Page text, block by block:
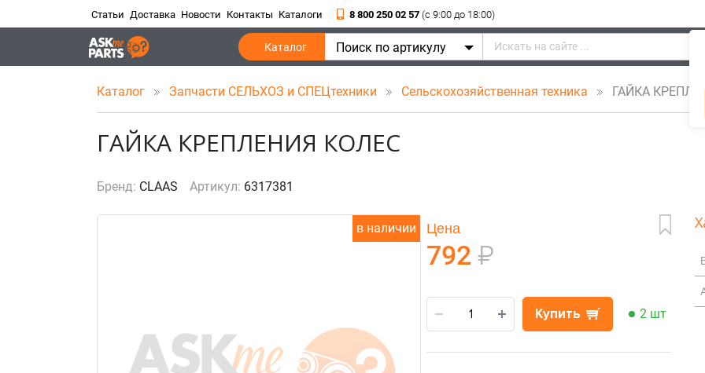
Статьи Доставка Новости Контакты Каталоги 8 800 250 02 57 (c 9:00 до 18:00)
Каталог Поиск по артикулу
Каталог Запчасти СЕЛЬХОЗ и СПЕЦтехники Сельскохозяйственная техника ГАЙКА
ГАЙКА КРЕПЛЕНИЯ КОЛЕС
Бренд: CLAAS Артикул: 6317381
в наличии Цена
792 ₽
Купить 2 шт